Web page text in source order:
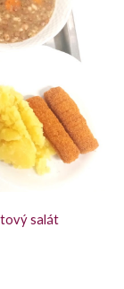
salát